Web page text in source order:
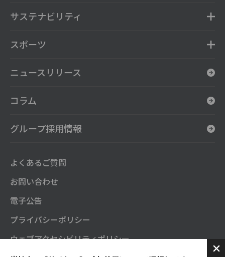
サステナビリティ
スポーツ
ニュースリリース
コラム
グループ採用情報
よくあるご質問
お問い合わせ
電子公告
プライバシーポリシー
ウェブアクセシビリティポリシー